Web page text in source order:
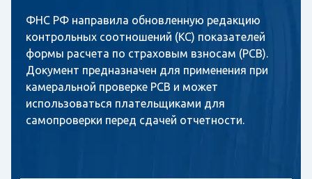
ФНС РФ направила обновленную редакцию
контрольных соотношений (КС) показателей
формы расчета по страховым взносам (РСВ).
Документ предназначен для применения при
камеральной проверке РСВ и может
использоваться плательщиками для
самопроверки перед сдачей отчетности.